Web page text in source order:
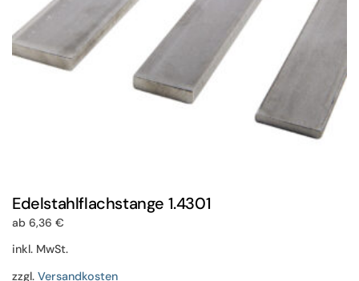
Produktseite
gewählt
werden
Edelstahlflachstange 1.4301
ab 6,36 €
inkl. MwSt.
zzgl. Versandkosten